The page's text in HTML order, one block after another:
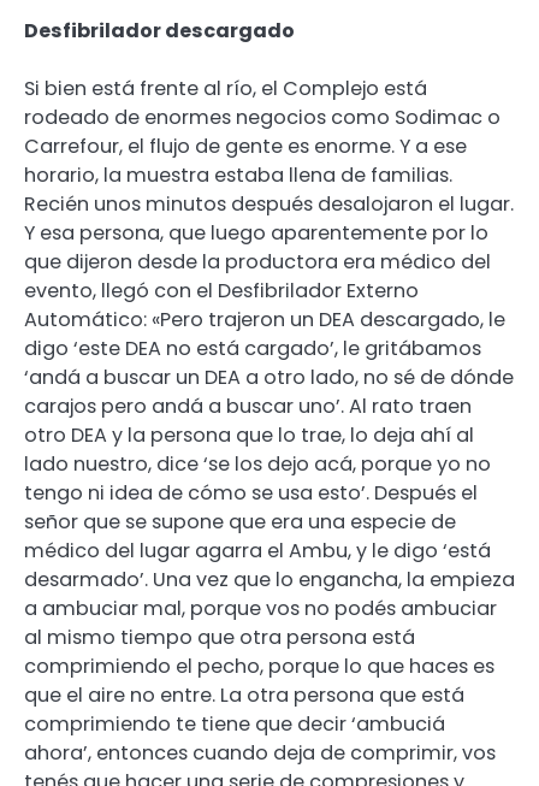
Desfibrilador descargado
Si bien está frente al río, el Complejo está
rodeado de enormes negocios como Sodimac o
Carrefour, el flujo de gente es enorme. Y a ese
horario, la muestra estaba llena de familias.
Recién unos minutos después desalojaron el lugar.
Y esa persona, que luego aparentemente por lo
que dijeron desde la productora era médico del
evento, llegó con el Desfibrilador Externo
Automático: «Pero trajeron un DEA descargado, le
digo ‘este DEA no está cargado’, le gritábamos
‘andá a buscar un DEA a otro lado, no sé de dónde
carajos pero andá a buscar uno’. Al rato traen
otro DEA y la persona que lo trae, lo deja ahí al
lado nuestro, dice ‘se los dejo acá, porque yo no
tengo ni idea de cómo se usa esto’. Después el
señor que se supone que era una especie de
médico del lugar agarra el Ambu, y le digo ‘está
desarmado’. Una vez que lo engancha, la empieza
a ambuciar mal, porque vos no podés ambuciar
al mismo tiempo que otra persona está
comprimiendo el pecho, porque lo que haces es
que el aire no entre. La otra persona que está
comprimiendo te tiene que decir ‘ambuciá
ahora’, entonces cuando deja de comprimir, vos